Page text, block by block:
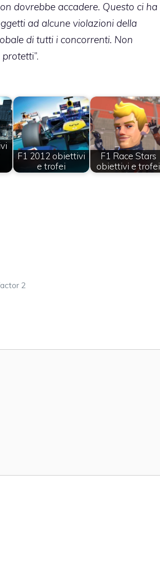
dovrebbe accadere. Questo ci ha
ad alcune violazioni della
di tutti i concorrenti. Non
protetti”.
F1 2012 obiettivi
e trofei
F1 Race Stars
obiettivi e trofei
2